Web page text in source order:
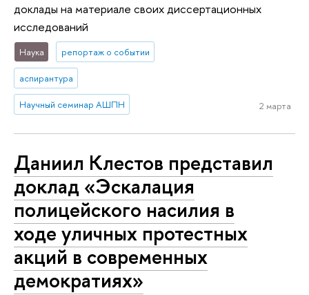
доклады на материале своих диссертационных
исследований
Наука репортаж о событии
аспирантура
Научный семинар АШПН 2 марта
Даниил Клестов представил
доклад «Эскалация
полицейского насилия в
ходе уличных протестных
акций в современных
демократиях»